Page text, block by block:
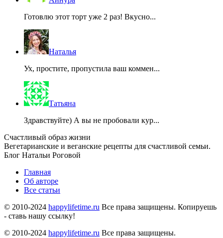
Готовлю этот торт уже 2 раз! Вкусно...
Наталья
Ух, простите, пропустила ваш коммен...
Татьяна
Здравствуйте) А вы не пробовали кур...
Счастливый образ жизни
Вегетарианские и веганские рецепты для счастливой семьи.
Блог Натальи Роговой
Главная
Об авторе
Все статьи
© 2010-2024 happylifetime.ru Все права защищены. Копируешь
- ставь нашу ссылку!
© 2010-2024 happylifetime.ru Все права защищены.